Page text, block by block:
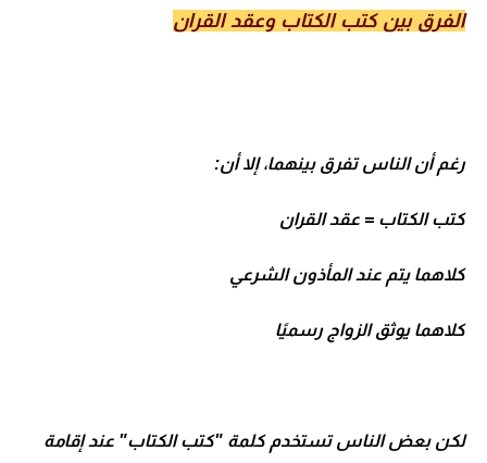
الفرق بين كتب الكتاب وعقد القران
رغم أن الناس تفرق بينهما، إلا أن:
كتب الكتاب = عقد القران
كلاهما يتم عند المأذون الشرعي
كلاهما يوثق الزواج رسميًا
لكن بعض الناس تستخدم كلمة "كتب الكتاب" عند إقامة